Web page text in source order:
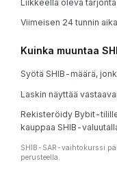
Liikkeellä oleva
Viimeisen 24 tunnin
Kuinka muuntaa
Syötä SHIB-määrä,
Laskin näyttää
Rekisteröidy Bybit-
kauppaa SHIB-
SHIB-SAR-vaihtokurssi
perusteella.